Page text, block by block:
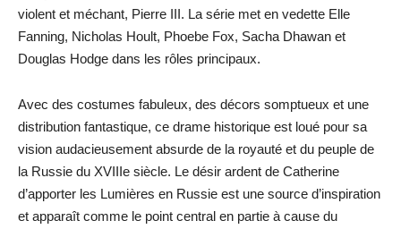
violent et méchant, Pierre III. La série met en vedette Elle
Fanning, Nicholas Hoult, Phoebe Fox, Sacha Dhawan et
Douglas Hodge dans les rôles principaux.
Avec des costumes fabuleux, des décors somptueux et une
distribution fantastique, ce drame historique est loué pour sa
vision audacieusement absurde de la royauté et du peuple de
la Russie du XVIIIe siècle. Le désir ardent de Catherine
d’apporter les Lumières en Russie est une source d’inspiration
et apparaît comme le point central en partie à cause du